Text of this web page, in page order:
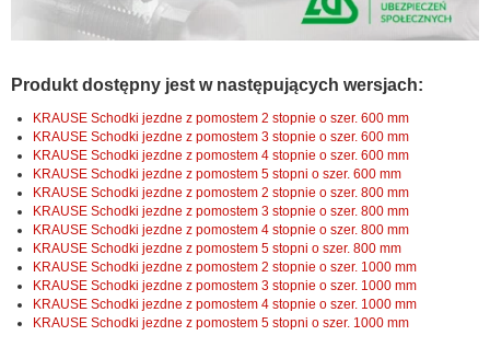
Produkt dostępny jest w następujących wersjach:
KRAUSE Schodki jezdne z pomostem 2 stopnie o szer. 600 mm
KRAUSE Schodki jezdne z pomostem 3 stopnie o szer. 600 mm
KRAUSE Schodki jezdne z pomostem 4 stopnie o szer. 600 mm
KRAUSE Schodki jezdne z pomostem 5 stopni o szer. 600 mm
KRAUSE Schodki jezdne z pomostem 2 stopnie o szer. 800 mm
KRAUSE Schodki jezdne z pomostem 3 stopnie o szer. 800 mm
KRAUSE Schodki jezdne z pomostem 4 stopnie o szer. 800 mm
KRAUSE Schodki jezdne z pomostem 5 stopni o szer. 800 mm
KRAUSE Schodki jezdne z pomostem 2 stopnie o szer. 1000 mm
KRAUSE Schodki jezdne z pomostem 3 stopnie o szer. 1000 mm
KRAUSE Schodki jezdne z pomostem 4 stopnie o szer. 1000 mm
KRAUSE Schodki jezdne z pomostem 5 stopni o szer. 1000 mm